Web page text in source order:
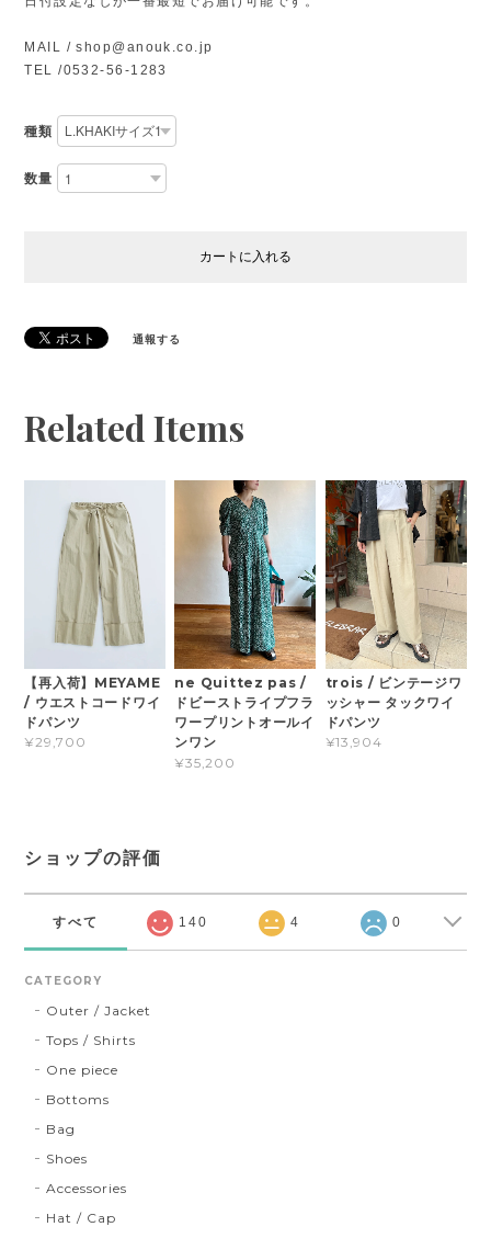
MAIL /shop@anouk.co.jp
TEL /0532-56-1283
種類
数量
カートに入れる
通報する
Related Items
【再入荷】MEYAME
/ ウエストコードワイ
ドパンツ
¥29,700
ne Quittez pas /
ドビーストライプフラ
ワープリントオールイ
ンワン
¥35,200
trois / ビンテージワ
ッシャー タックワイ
ドパンツ
¥13,904
ショップの評価
すべて 140 4 0
CATEGORY
Outer / Jacket
Tops / Shirts
One piece
Bottoms
Bag
Shoes
Accessories
Hat / Cap